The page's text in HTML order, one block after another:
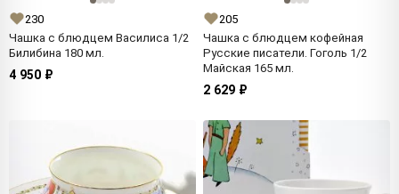
230
Чашка с блюдцем Василиса 1/2
Билибина 180 мл.
4 950 ₽
205
Чашка с блюдцем кофейная
Русские писатели. Гоголь 1/2
Майская 165 мл.
2 629 ₽